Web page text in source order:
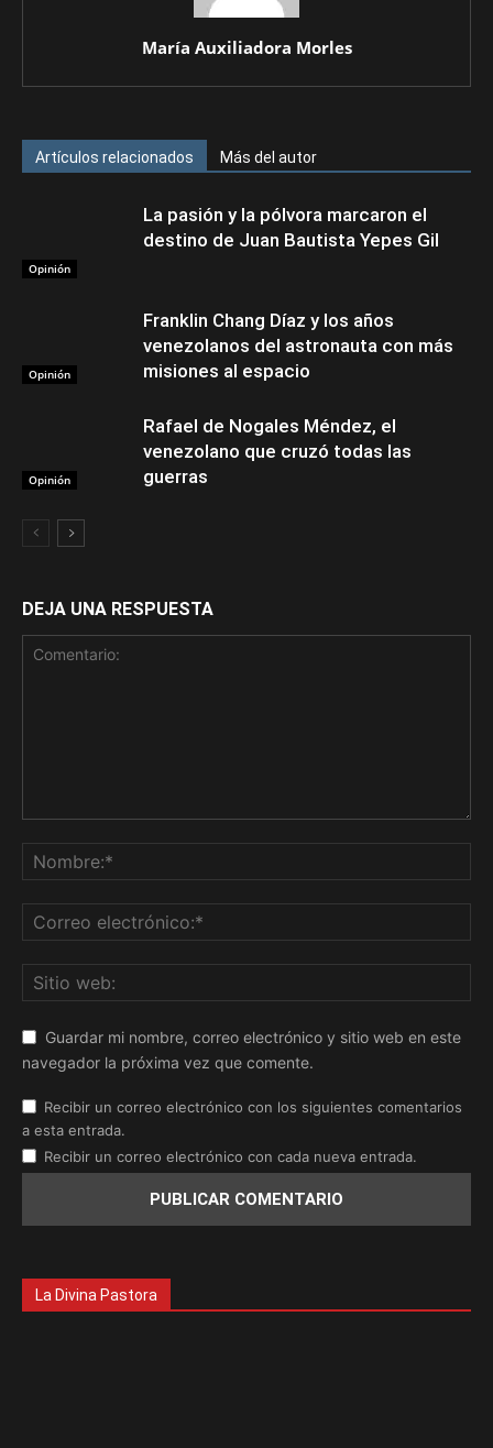
María Auxiliadora Morles
Artículos relacionados Más del autor
Opinión
La pasión y la pólvora marcaron el
destino de Juan Bautista Yepes Gil
Opinión
Franklin Chang Díaz y los años
venezolanos del astronauta con más
misiones al espacio
Opinión
Rafael de Nogales Méndez, el
venezolano que cruzó todas las
guerras
DEJA UNA RESPUESTA
Guardar mi nombre, correo electrónico y sitio web en este
navegador la próxima vez que comente.
Recibir un correo electrónico con los siguientes comentarios
a esta entrada.
Recibir un correo electrónico con cada nueva entrada.
La Divina Pastora